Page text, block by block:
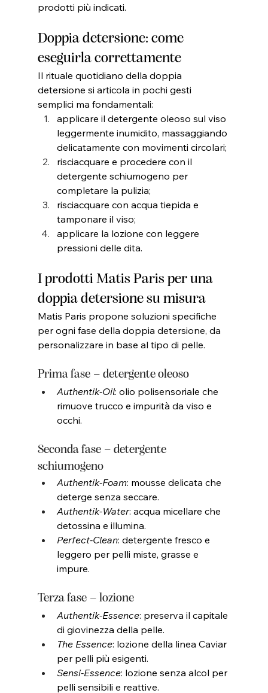
prodotti più indicati.
Doppia detersione: come
eseguirla correttamente
Il rituale quotidiano della doppia
detersione si articola in pochi gesti
semplici ma fondamentali:
applicare il detergente oleoso sul viso
leggermente inumidito, massaggiando
delicatamente con movimenti circolari;
risciacquare e procedere con il
detergente schiumogeno per
completare la pulizia;
risciacquare con acqua tiepida e
tamponare il viso;
applicare la lozione con leggere
pressioni delle dita.
I prodotti Matis Paris per una
doppia detersione su misura
Matis Paris propone soluzioni specifiche
per ogni fase della doppia detersione, da
personalizzare in base al tipo di pelle.
Prima fase – detergente oleoso
Authentik-Oil: olio polisensoriale che
rimuove trucco e impurità da viso e
occhi.
Seconda fase – detergente
schiumogeno
Authentik-Foam: mousse delicata che
deterge senza seccare.
Authentik-Water: acqua micellare che
detossina e illumina.
Perfect-Clean: detergente fresco e
leggero per pelli miste, grasse e
impure.
Terza fase – lozione
Authentik-Essence: preserva il capitale
di giovinezza della pelle.
The Essence: lozione della linea Caviar
per pelli più esigenti.
Sensi-Essence: lozione senza alcol per
pelli sensibili e reattive.